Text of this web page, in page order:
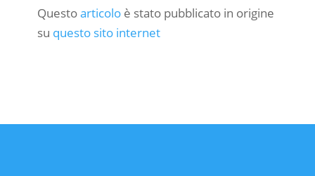
Questoarticoloè stato pubblicato in origine
su questo sito internet